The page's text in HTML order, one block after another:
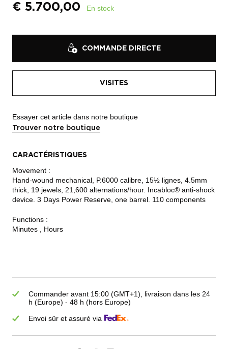
€ 5.700,00 En stock
COMMANDE DIRECTE
VISITES
Essayer cet article dans notre boutique
Trouver notre boutique
CARACTÉRISTIQUES
Movement :
Hand-wound mechanical, P.6000 calibre, 15½ lignes, 4.5mm
thick, 19 jewels, 21,600 alternations/hour. Incabloc® anti-shock
device. 3 Days Power Reserve, one barrel. 110 components
Functions :
Minutes , Hours
Commander avant 15:00 (GMT+1), livraison dans les 24
h (Europe) - 48 h (hors Europe)
Envoi sûr et assuré via